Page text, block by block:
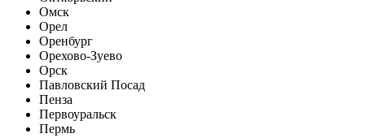
Омск
Орел
Оренбург
Орехово-Зуево
Орск
Павловский Посад
Пенза
Первоуральск
Пермь